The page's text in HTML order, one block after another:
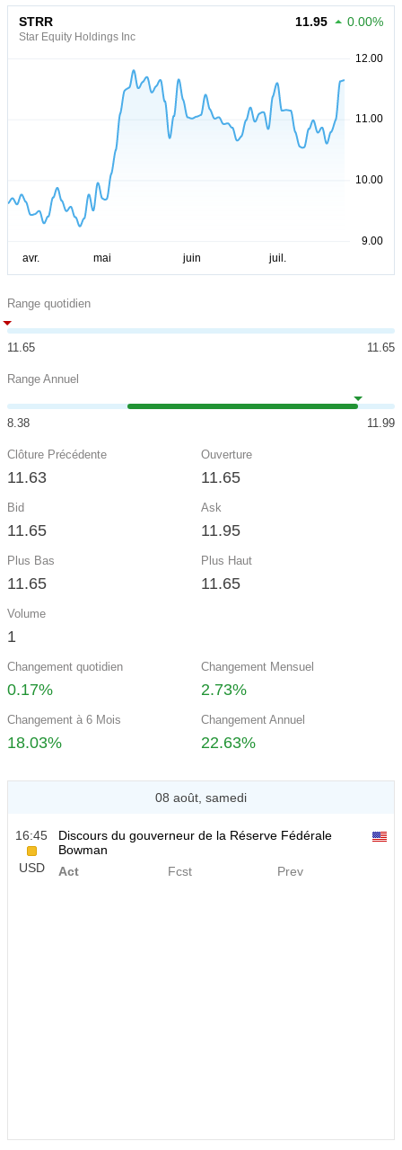
STRR
Star Equity Holdings Inc
11.95 0.00%
Range quotidien
11.65 11.65
Range Annuel
8.38 11.99
Clôture Précédente
11.63
Ouverture
11.65
Bid
11.65
Ask
11.95
Plus Bas
11.65
Plus Haut
11.65
Volume
1
Changement quotidien
0.17%
Changement Mensuel
2.73%
Changement à 6 Mois
18.03%
Changement Annuel
22.63%
08 août, samedi
16:45
USD
Discours du gouverneur de la Réserve Fédérale
Bowman
Act
Fcst Prev